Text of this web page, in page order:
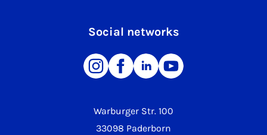
Warburger Str. 100
33098 Paderborn
Social networks